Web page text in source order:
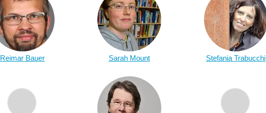
Reimar Bauer Sarah Mount Stefania Trabucchi